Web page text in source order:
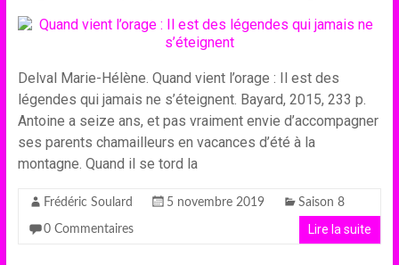
Delval Marie-Hélène. Quand vient l’orage : Il est des
légendes qui jamais ne s’éteignent. Bayard, 2015, 233 p.
Antoine a seize ans, et pas vraiment envie d’accompagner
ses parents chamailleurs en vacances d’été à la
montagne. Quand il se tord la
Frédéric Soulard 5 novembre 2019 Saison 8
0 Commentaires Lire la suite